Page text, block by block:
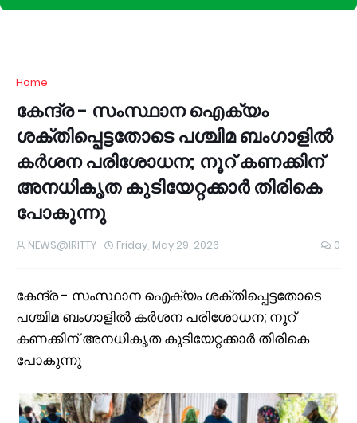
Home
കേന്ദ്ര - സംസ്ഥാന ഐക്യം
ശക്തിപ്പെട്ടതോടെ പശ്ചിമ ബംഗാളിൽ
കർശന പരിശോധന; നൂറ് കണക്കിന്
അനധികൃത കുടിയേറ്റക്കാർ തിരികെ
പോകുന്നു
NEWS@IRITTY Friday, May 29, 2026 0
കേന്ദ്ര - സംസ്ഥാന ഐക്യം ശക്തിപ്പെട്ടതോടെ
പശ്ചിമ ബംഗാളിൽ കർശന പരിശോധന; നൂറ്
കണക്കിന് അനധികൃത കുടിയേറ്റക്കാർ തിരികെ
പോകുന്നു